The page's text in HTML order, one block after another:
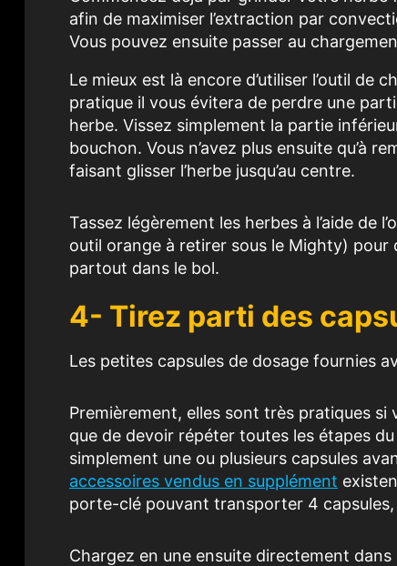
afin de maximiser l’extraction par
Vous pouvez ensuite passer au
Le mieux est là encore d’utiliser l’outil de
pratique il vous évitera de perdre une
herbe. Vissez simplement la partie
bouchon. Vous n’avez plus ensuite qu’à
faisant glisser l’herbe jusqu’au centre.
Tassez légèrement les herbes à l’aide de
outil orange à retirer sous le Mighty) pour
partout dans le bol.
4- Tirez parti des
Les petites capsules de dosage fournies
Premièrement, elles sont très pratiques si
que de devoir répéter toutes les étapes
simplement une ou plusieurs capsules
accessoires vendus en supplément
porte-clé pouvant transporter 4 capsules,
Chargez en une ensuite directement